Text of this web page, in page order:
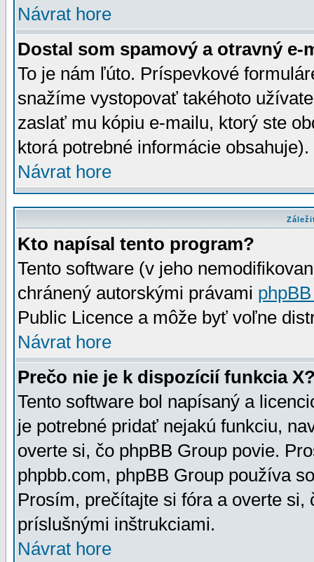
Návrat hore
Dostal som spamový a otravný e-
To je nám ľúto. Príspevkové
snažíme vystopovať takéhoto
zaslať mu kópiu e-mailu, ktorý ste
ktorá potrebné informácie
Návrat hore
Kto napísal tento program?
Tento software (v jeho
chránený autorskými právami
Public Licence a môže byť voľne
Návrat hore
Prečo nie je k dispozícií funkcia
Tento software bol napísaný a
je potrebné pridať nejakú funkciu,
overte si, čo phpBB Group povie.
phpbb.com, phpBB Group používa
Prosím, prečítajte si fóra a overte
príslušnými inštrukciami.
Návrat hore